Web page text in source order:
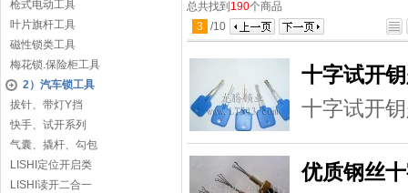
枪式电动工具
叶片旗杆工具
磁性锁类工具
梅花锁.保险柜工具
2）汽车锁工具
拔针、带灯Y挡
快手、试开系列
气囊、撬杆、勾包
LISHI定位开启类
LISHI读开二合一
总共找到 190个商品
3 /10
十字试开
十字试开
优质钢丝